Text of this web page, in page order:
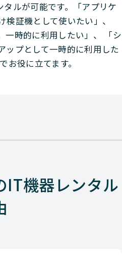
ルが可能です。「アプリケ
証機として使いたい」、
一時的に利用したい」、 「シ
ップとして一時的に利用した
お役に立てます。
IT機器レンタル